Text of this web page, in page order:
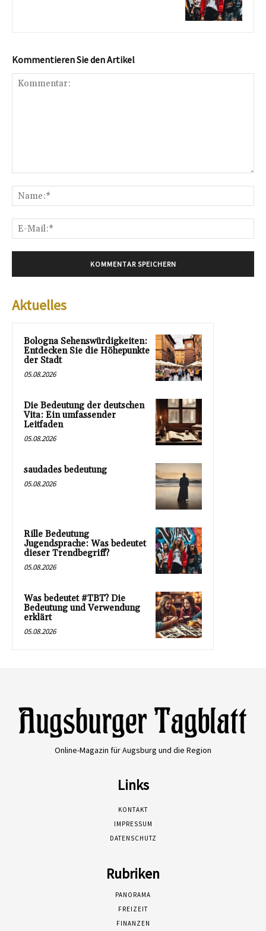
Kommentieren Sie den Artikel
Aktuelles
Bologna Sehenswürdigkeiten:
Entdecken Sie die Höhepunkte
der Stadt
05.08.2026
Die Bedeutung der deutschen
Vita: Ein umfassender
Leitfaden
05.08.2026
saudades bedeutung
05.08.2026
Rille Bedeutung
Jugendsprache: Was bedeutet
dieser Trendbegriff?
05.08.2026
Was bedeutet #TBT? Die
Bedeutung und Verwendung
erklärt
05.08.2026
Online-Magazin für Augsburg und die Region
Links
KONTAKT
IMPRESSUM
DATENSCHUTZ
Rubriken
PANORAMA
FREIZEIT
FINANZEN